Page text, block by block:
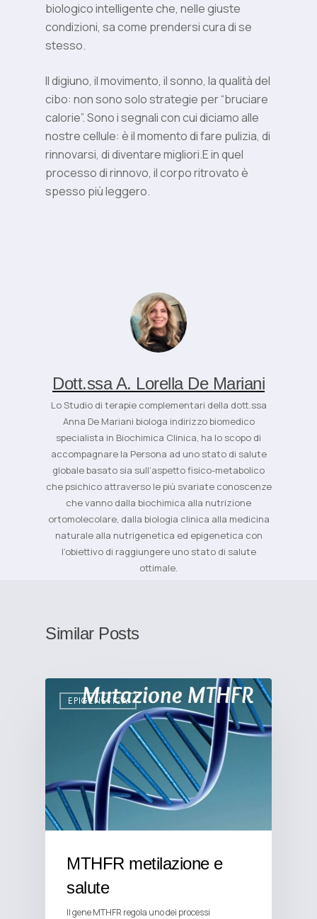
biologico intelligente che, nelle giuste
condizioni, sa come prendersi cura di se
stesso.
Il digiuno, il movimento, il sonno, la qualità del
cibo: non sono solo strategie per “bruciare
calorie”. Sono i segnali con cui diciamo alle
nostre cellule: è il momento di fare pulizia, di
rinnovarsi, di diventare migliori.E in quel
processo di rinnovo, il corpo ritrovato è
spesso più leggero.
Dott.ssa A. Lorella De Mariani
Lo Studio di terapie complementari della dott.ssa
Anna De Mariani biologa indirizzo biomedico
specialista in Biochimica Clinica, ha lo scopo di
accompagnare la Persona ad uno stato di salute
globale basato sia sull’aspetto fisico-metabolico
che psichico attraverso le più svariate conoscenze
che vanno dalla biochimica alla nutrizione
ortomolecolare, dalla biologia clinica alla medicina
naturale alla nutrigenetica ed epigenetica con
l’obiettivo di raggiungere uno stato di salute
ottimale.
Similar Posts
EPIGENETICA
MTHFR metilazione e
salute
Il gene MTHFR regola uno dei processi